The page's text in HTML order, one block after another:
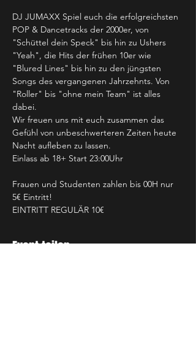
DJ JUMAXX Spiel euch die erfolgreichsten
POP & Dancetracks der 2000er, von
"Schüttel dein Speck" bis hin zu Ushers
"Yeah", die Hits der frühen 10er wie
"Blured Lines" bis hin zu den jüngsten
Songs des vergangenen Jahrzehnts. Von
"Roller" bis "ohne mein Team" ist alles
dabei.
Wir freuen uns mit euch zusammen das
Gefühl von unbeschwerteren Zeiten heute
Nacht aufleben zu lassen.
Einlass ab 18+ Start 23:00Uhr
Frauen und Studenten zahlen bis 00H nur
5€ Eintritt!
EINTRITT REGULÄR 10€
Event teilen